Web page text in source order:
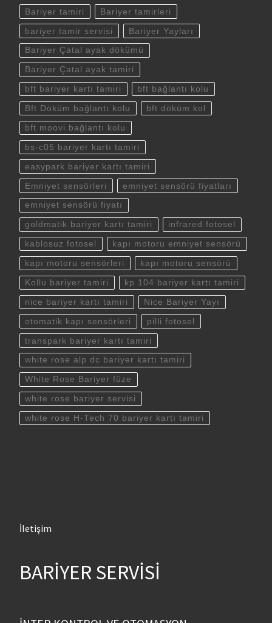
Bariyer tamiri Bariyer tamirleri
bariyer tamir servisi Bariyer Yayları
Bariyer Çatal ayak dökümü
Bariyer Çatal ayak tamiri
bft bariyer kartı tamiri bft bağlantı kolu
Bft Döküm bağlantı kolu bft döküm kol
bft moovi bağlantı kolu
bs-c05 bariyer kartı tamiri
easypark bariyer kartı tamiri
Emniyet sensörleri emniyet sensörü fiyatları
emniyet sensörü fiyatı
goldmatik bariyer kartı tamiri infrared fotosel
kablosuz fotosel kapı motoru emniyet sensörü
kapı motoru sensörleri kapı motoru sensörü
Kollu bariyer tamiri kp 104 bariyer kartı tamiri
nice bariyer kartı tamiri Nice Bariyer Yayı
otomatik kapı sensörleri pilli fotosel
transpark bariyer kartı tamiri
white rose alp dc bariyer kartı tamiri
White Rose Bariyer füze
white rose bariyer servisi
white rose H-Tech 70 bariyer kartı tamiri
İletişim
BARİYER SERVİSİ